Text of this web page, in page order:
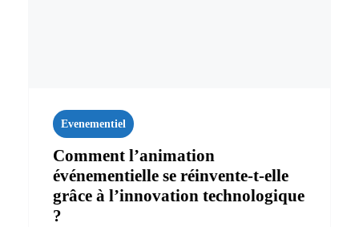
Evenementiel
Comment l’animation
événementielle se réinvente-t-elle
grâce à l’innovation technologique
?